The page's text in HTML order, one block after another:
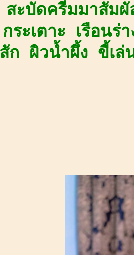
สะบัดครีมมาสัมผั
กระเตาะ เรือน
สัก ผิวน้ำผึ้ง ขี้เล่